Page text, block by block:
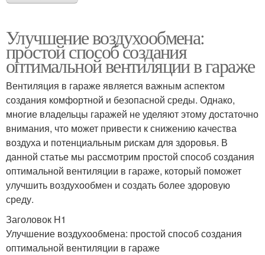
Улучшение воздухообмена:
простой способ создания
оптимальной вентиляции в гараже
Вентиляция в гараже является важным аспектом
создания комфортной и безопасной среды. Однако,
многие владельцы гаражей не уделяют этому достаточно
внимания, что может привести к снижению качества
воздуха и потенциальным рискам для здоровья. В
данной статье мы рассмотрим простой способ создания
оптимальной вентиляции в гараже, который поможет
улучшить воздухообмен и создать более здоровую
среду.
Заголовок H1
Улучшение воздухообмена: простой способ создания
оптимальной вентиляции в гараже